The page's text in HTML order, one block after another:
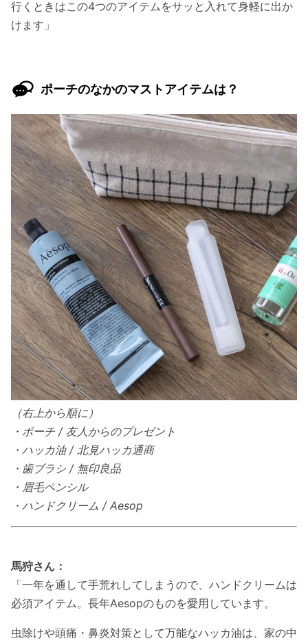
行くときはこの4つのアイテムをサッと入れて身軽に出か
けます」
ポーチのなかのマストアイテムは？
（右上から順に）
・ポーチ / 友人からのプレゼント
・ハッカ油 / 北見ハッカ通商
・歯ブラシ / 無印良品
・眉毛ペンシル
・ハンドクリーム / Aesop
馬狩さん：
「一年を通して手荒れしてしまうので、ハンドクリームは
必須アイテム。長年Aesopのものを愛用しています。
虫除けや頭痛・鼻炎対策として万能なハッカ油は、家の中